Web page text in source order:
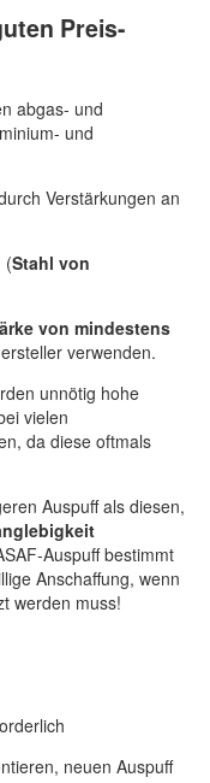
Preis-
abgas- und
und
Verstärkungen an
(Stahl von
von mindestens
verwenden.
unnötig hohe
vielen
da diese oftmals
Auspuff als diesen,
Auspuff bestimmt
Anschaffung, wenn
werden muss!
neuen Auspuff